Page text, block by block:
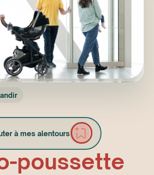
à mes alentours
poussette